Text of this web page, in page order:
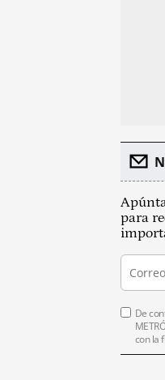
para
De
con la